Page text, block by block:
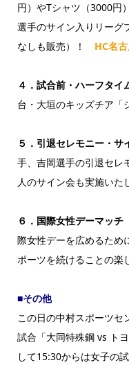
円）やTシャツ（3000円
選手のサイン入りリーグ
なしも販売）！ HC名
４．試合前・ハーフタ
台・大垣のキッズチア「
５．引退セレモニー・サ
手、吉岡選手の引退セレ
人のサイン会も実施いた
６．国際女性デーマッチ
際女性デーを広めるため
ポーツを続けることの楽
■その他
この日の中村スポーツセ
試合「大同特殊鋼 vs ト
して15:30からは女子の